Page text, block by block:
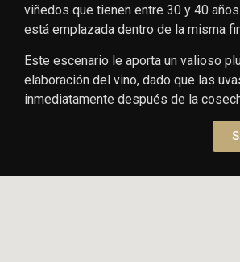
viñedos que tienen entre 30 y 40
está emplazada dentro de la misma
Este escenario le aporta un valioso
elaboración del vino, dado que las
inmediatamente después de la